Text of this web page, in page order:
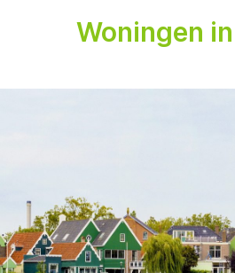
Woningen